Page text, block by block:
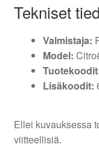
Tekniset
Valmistaja:
Model:
Lisäkoodit:
Ellei kuvauksessa
viitteellisiä.